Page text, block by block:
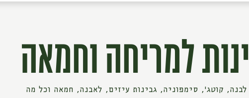
למריחה וחמאה
לבנה, קוטג׳, סימפוניה, גבינות עיזים, לאבנה, חמאה וכל מה